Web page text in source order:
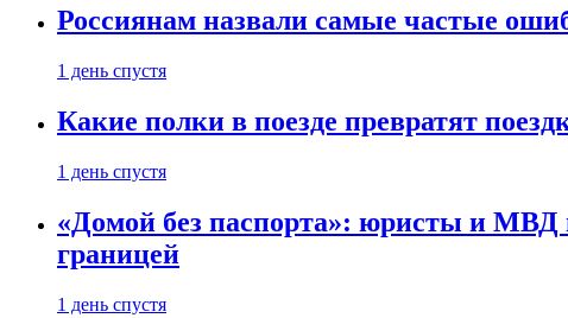
Россиянам назвали самые частые
1 день спустя
Какие полки в поезде превратят
1 день спустя
«Домой без паспорта»: юристы и МВД
границей
1 день спустя